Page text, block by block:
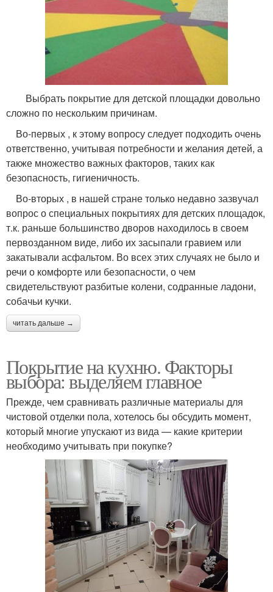
Выбрать покрытие для детской площадки довольно
сложно по нескольким причинам.
Во-первых , к этому вопросу следует подходить очень
ответственно, учитывая потребности и желания детей, а
также множество важных факторов, таких как
безопасность, гигиеничность.
Во-вторых , в нашей стране только недавно зазвучал
вопрос о специальных покрытиях для детских площадок,
т.к. раньше большинство дворов находилось в своем
первозданном виде, либо их засыпали гравием или
закатывали асфальтом. Во всех этих случаях не было и
речи о комфорте или безопасности, о чем
свидетельствуют разбитые колени, содранные ладони,
собачьи кучки.
читать дальше →
Покрытие на кухню. Факторы
выбора: выделяем главное
Прежде, чем сравнивать различные материалы для
чистовой отделки пола, хотелось бы обсудить момент,
который многие упускают из вида — какие критерии
необходимо учитывать при покупке?